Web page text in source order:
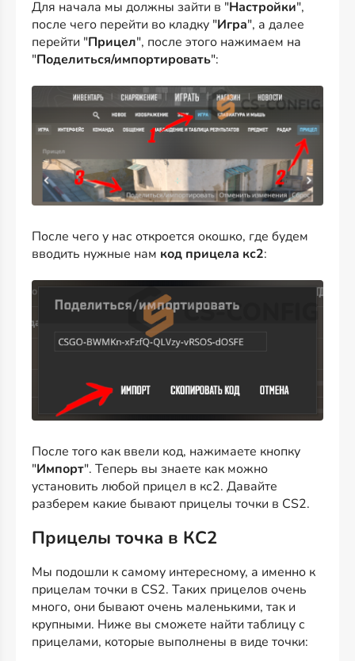
Для начала мы должны зайти в "Настройки",
после чего перейти во кладку "Игра", а далее
перейти "Прицел", после этого нажимаем на
"Поделиться/импортировать":
После чего у нас откроется окошко, где будем
вводить нужные нам код прицела кс2:
После того как ввели код, нажимаете кнопку
"Импорт". Теперь вы знаете как можно
установить любой прицел в кс2. Давайте
разберем какие бывают прицелы точки в CS2.
Прицелы точка в КС2
Мы подошли к самому интересному, а именно к
прицелам точки в CS2. Таких прицелов очень
много, они бывают очень маленькими, так и
крупными. Ниже вы сможете найти таблицу с
прицелами, которые выполнены в виде точки: